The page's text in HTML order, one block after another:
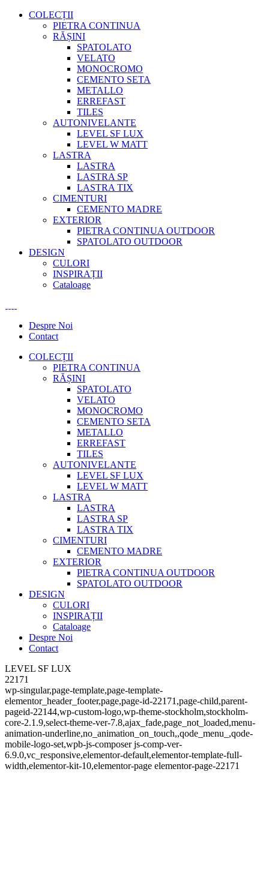
COLECȚII
PIETRA CONTINUA
RĂȘINI
SPATOLATO
VELATO
MONOCROMO
CEMENTO SETA
METALLO
ERREFAST
TILES
AUTONIVELANTE
LEVEL SF LUX
LEVEL W MATT
LASTRA
LASTRA
LASTRA SP
LASTRA TIX
CIMENTURI
CEMENTO MADRE
EXTERIOR
PIETRA CONTINUA OUTDOOR
SPATOLATO OUTDOOR
DESIGN
CULORI
INSPIRAȚII
Cataloage
Despre Noi
Contact
COLECȚII
PIETRA CONTINUA
RĂȘINI
SPATOLATO
VELATO
MONOCROMO
CEMENTO SETA
METALLO
ERREFAST
TILES
AUTONIVELANTE
LEVEL SF LUX
LEVEL W MATT
LASTRA
LASTRA
LASTRA SP
LASTRA TIX
CIMENTURI
CEMENTO MADRE
EXTERIOR
PIETRA CONTINUA OUTDOOR
SPATOLATO OUTDOOR
DESIGN
CULORI
INSPIRAȚII
Cataloage
Despre Noi
Contact
LEVEL SF LUX
22171
wp-singular,page-template,page-template-
elementor_header_footer,page,page-id-22171,page-child,parent-
pageid-22144,wp-custom-logo,wp-theme-stockholm,stockholm-
core-2.1.9,select-theme-ver-7.8,ajax_fade,page_not_loaded,menu-
animation-underline,no_animation_on_touch,,qode_menu_,qode-
mobile-logo-set,wpb-js-composer js-comp-ver-
6.9.0,vc_responsive,elementor-default,elementor-template-full-
width,elementor-kit-10,elementor-page elementor-page-22171